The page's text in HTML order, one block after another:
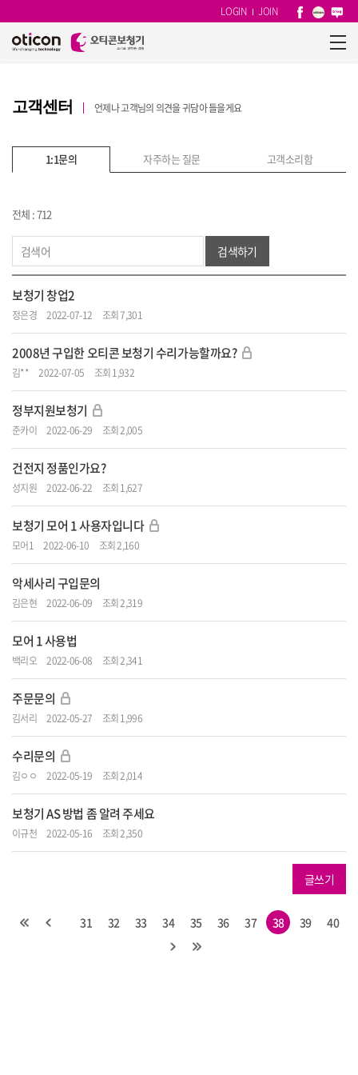
LOGIN JOIN
고객센터 언제나 고객님의 의견을 귀담아 들을게요
1:1문의 자주하는 질문 고객소리함
전체 : 712
검색하기
보청기 창업2
정은경 2022-07-12 조회 7,301
2008년 구입한 오티콘 보청기 수리가능할까요?
김** 2022-07-05 조회 1,932
정부지원보청기
준카이 2022-06-29 조회 2,005
건전지 정품인가요?
성지원 2022-06-22 조회 1,627
보청기 모어 1 사용자입니다
모어1 2022-06-10 조회 2,160
악세사리 구입문의
김은현 2022-06-09 조회 2,319
모어 1 사용법
백리오 2022-06-08 조회 2,341
주문문의
김서리 2022-05-27 조회 1,996
수리문의
김ㅇㅇ 2022-05-19 조회 2,014
보청기 AS 방법 좀 알려 주세요
이규천 2022-05-16 조회 2,350
글쓰기
31 32 33 34 35 36 37 38 39 40